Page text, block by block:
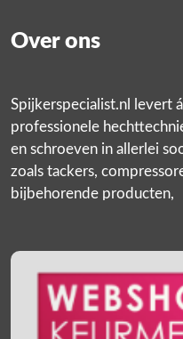
Over ons
Spijkerspecialist.nl levert
professionele
en schroeven in allerlei
zoals tackers,
bijbehorende producten,